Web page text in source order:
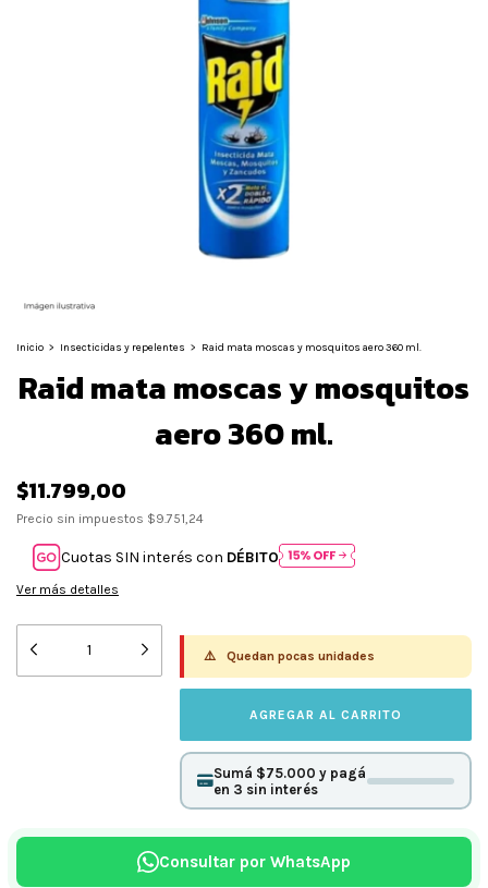
Inicio > Insecticidas y repelentes > Raid mata moscas y mosquitos aero 360 ml.
Raid mata moscas y mosquitos
aero 360 ml.
$11.799,00
Precio sin impuestos $9.751,24
Cuotas SIN interés con DÉBITO
Ver más detalles
⚠️ Quedan pocas unidades
Sumá $75.000 y pagá
en 3 sin interés
Consultar por WhatsApp